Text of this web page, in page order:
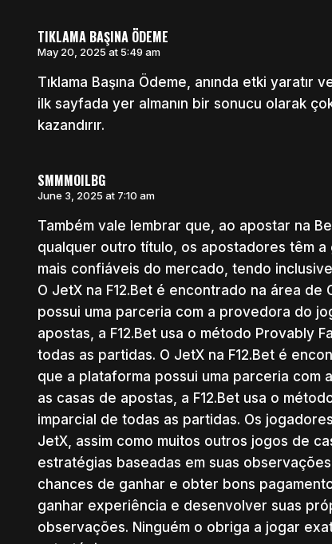
TIKLAMA BAŞINA ÖDEME
May 20, 2025 at 5:49 am
Tıklama Başına Ödeme, anında etki yaratır
ilk sayfada yer almanın bir sonucu olarak
kazandırır.
SMMMOILBG
June 3, 2025 at 7:10 am
Também vale lembrar que, ao apostar na
qualquer outro título, os apostadores têm
mais confiáveis do mercado, tendo
O JetX na F12.Bet é encontrado na área
possui uma parceria com a provedora do
apostas, a F12.Bet usa o método Provably
todas as partidas. O JetX na F12.Bet é
que a plataforma possui uma parceria com
as casas de apostas, a F12.Bet usa o
imparcial de todas as partidas. Os
JetX, assim como muitos outros jogos de
estratégias baseadas em suas
chances de ganhar e obter bons
ganhar experiência e desenvolver suas
observações. Ninguém o obriga a jogar